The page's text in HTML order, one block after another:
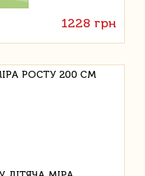
1228 грн
РОСТУ 200 СМ